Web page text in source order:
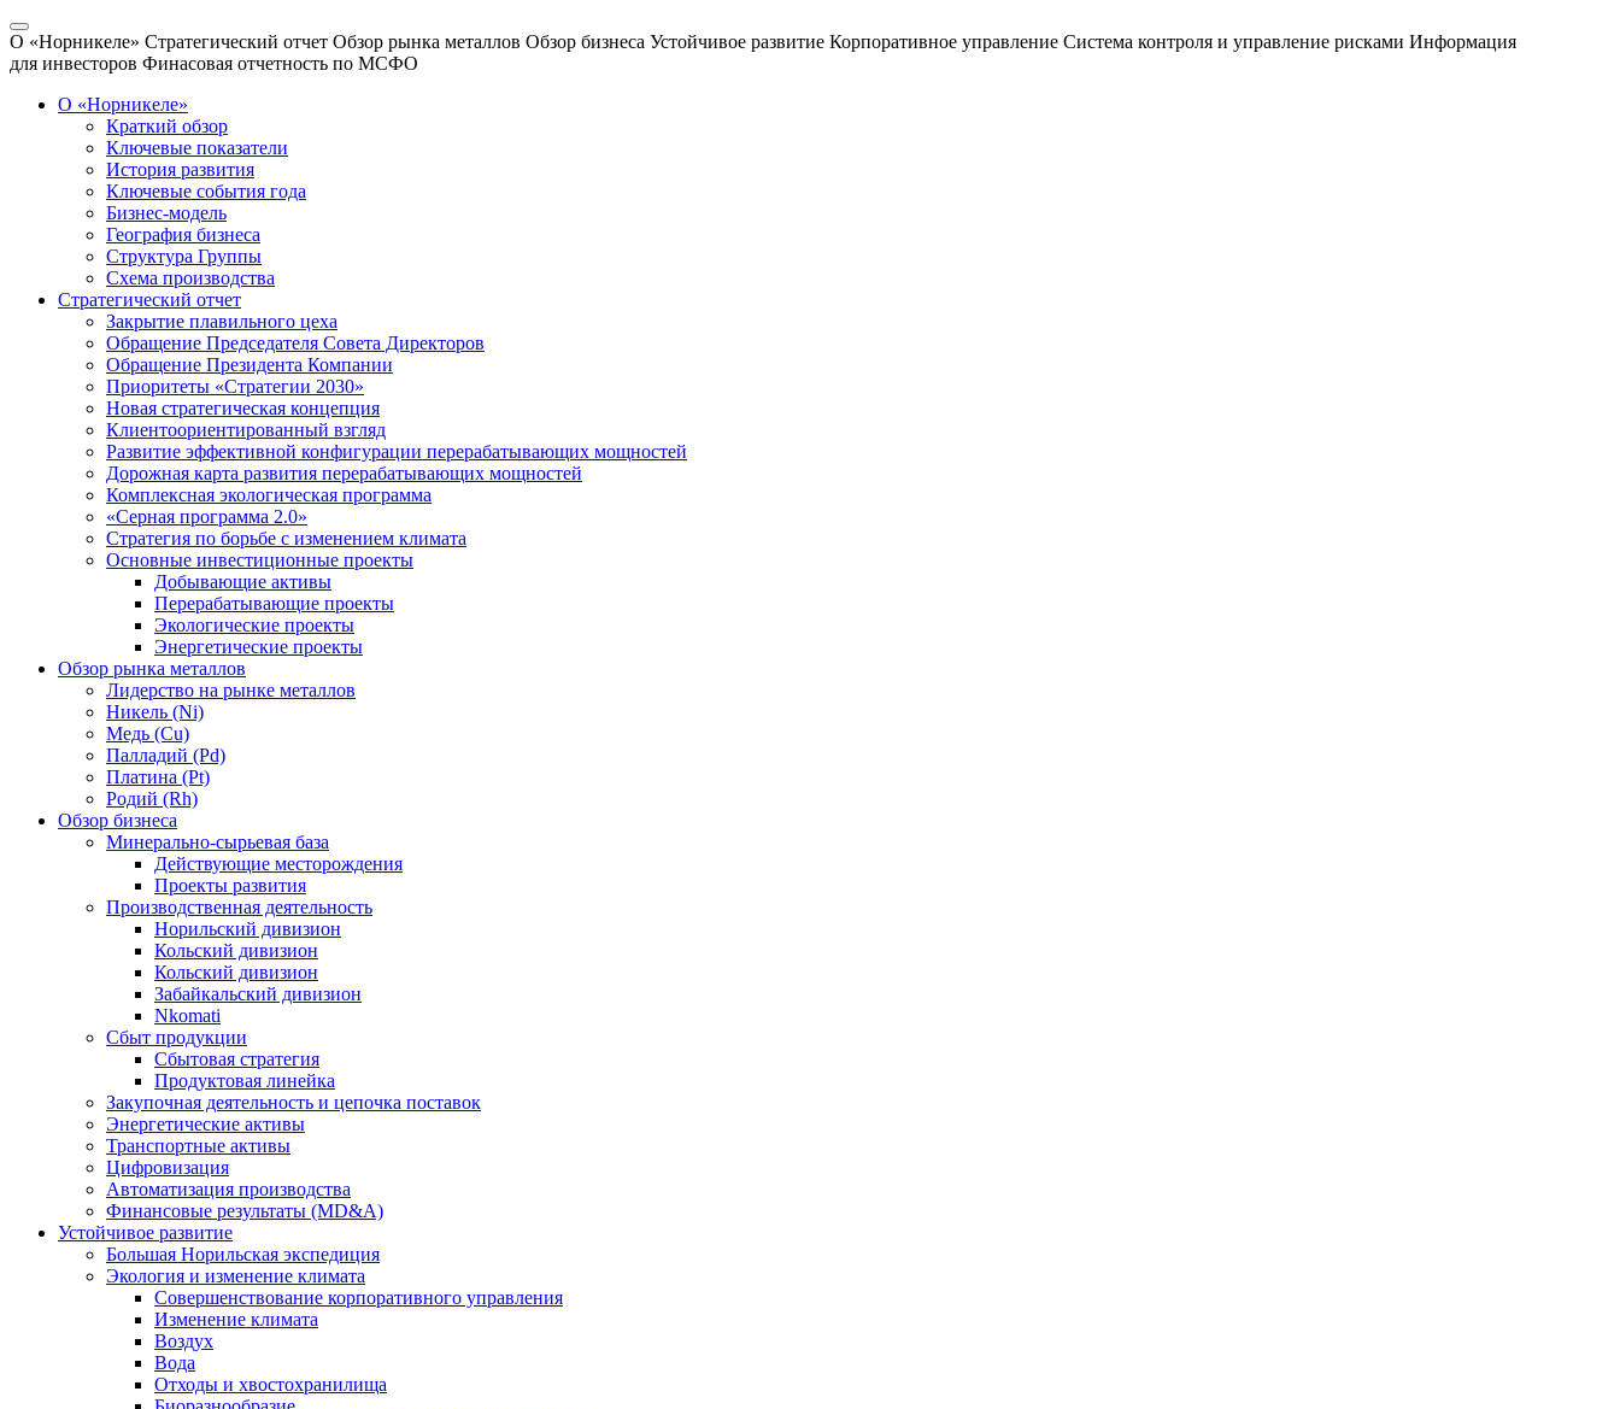
О «Норникеле» Стратегический отчет Обзор рынка металлов Обзор бизнеса Устойчивое развитие Корпоративное управление Система контроля и управление рисками Информация
для инвесторов Финасовая отчетность по МСФО
О «Норникеле»
Краткий обзор
Ключевые показатели
История развития
Ключевые события года
Бизнес-модель
География бизнеса
Структура Группы
Схема производства
Стратегический отчет
Закрытие плавильного цеха
Обращение Председателя Совета Директоров
Обращение Президента Компании
Приоритеты «Стратегии 2030»
Новая стратегическая концепция
Клиентоориентированный взгляд
Развитие эффективной конфигурации перерабатывающих мощностей
Дорожная карта развития перерабатывающих мощностей
Комплексная экологическая программа
«Серная программа 2.0»
Стратегия по борьбе с изменением климата
Основные инвестиционные проекты
Добывающие активы
Перерабатывающие проекты
Экологические проекты
Энергетические проекты
Обзор рынка металлов
Лидерство на рынке металлов
Никель (Ni)
Медь (Cu)
Палладий (Pd)
Платина (Pt)
Родий (Rh)
Обзор бизнеса
Минерально-сырьевая база
Действующие месторождения
Проекты развития
Производственная деятельность
Норильский дивизион
Кольский дивизион
Кольский дивизион
Забайкальский дивизион
Nkomati
Сбыт продукции
Сбытовая стратегия
Продуктовая линейка
Закупочная деятельность и цепочка поставок
Энергетические активы
Транспортные активы
Цифровизация
Автоматизация производства
Финансовые результаты (MD&A)
Устойчивое развитие
Большая Норильская экспедиция
Экология и изменение климата
Совершенствование корпоративного управления
Изменение климата
Воздух
Вода
Отходы и хвостохранилища